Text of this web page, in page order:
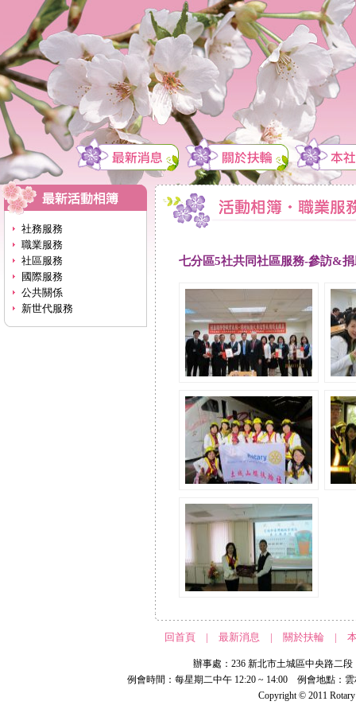
社務服務
職業服務
社區服務
國際服務
公共關係
新世代服務
七分區5社共同社區服務-參訪&
回首頁 | 最新消息 | 關於扶輪 |
辦事處：236 新北市土城區中央路二
例會時間：每星期二中午 12:20 ~ 14:00 例會地點：
Copyright © 2011